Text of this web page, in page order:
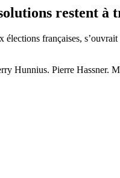
restent à
élections françaises,
Hunnius. Pierre Hassner.